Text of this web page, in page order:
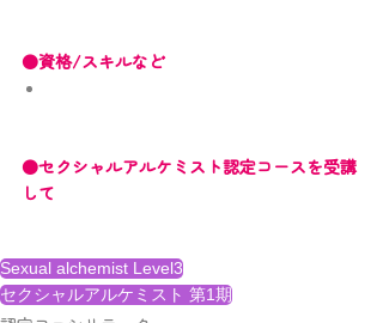
●資格/スキルなど
●セクシャルアルケミスト認定コースを受講
して
Sexual alchemist Level3
セクシャルアルケミスト 第1期